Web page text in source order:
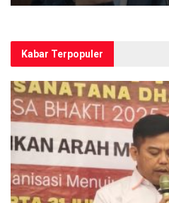
Kabar Terpopuler